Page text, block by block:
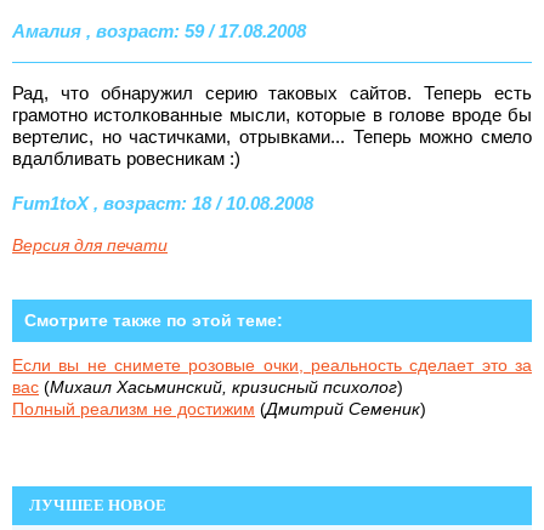
Амалия , возраст: 59 / 17.08.2008
Рад, что обнаружил серию таковых сайтов. Теперь есть
грамотно истолкованные мысли, которые в голове вроде бы
вертелис, но частичками, отрывками... Теперь можно смело
вдалбливать ровесникам :)
Fum1toX , возраст: 18 / 10.08.2008
Версия для печати
Смотрите также по этой теме:
Если вы не снимете розовые очки, реальность сделает это за
вас (Михаил Хасьминский, кризисный психолог)
Полный реализм не достижим (Дмитрий Семеник)
ЛУЧШЕЕ НОВОЕ